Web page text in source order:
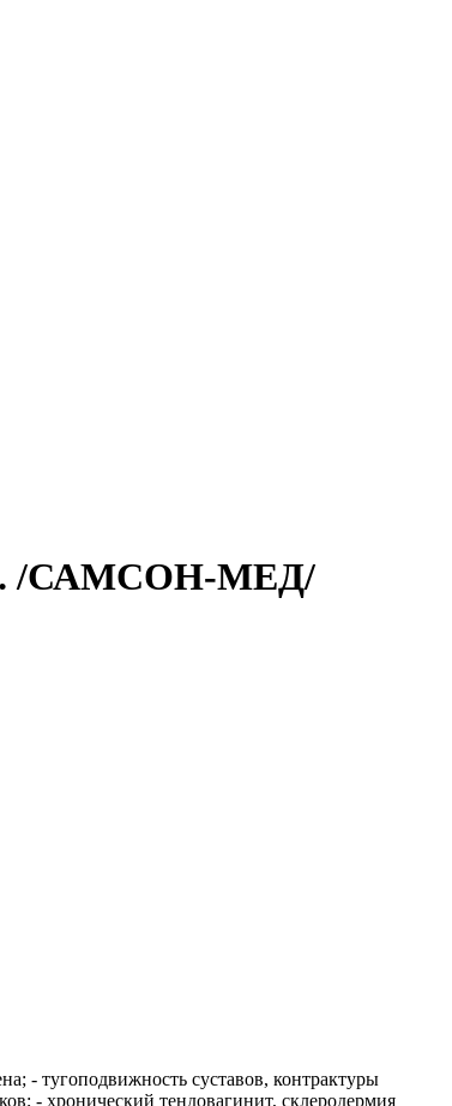
/САМСОН-МЕД/
- тугоподвижность суставов, контрактуры
- хронический тендовагинит, склеродермия